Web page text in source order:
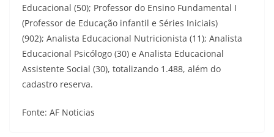
Educacional (50); Professor do Ensino Fundamental I
(Professor de Educação infantil e Séries Iniciais)
(902); Analista Educacional Nutricionista (11); Analista
Educacional Psicólogo (30) e Analista Educacional
Assistente Social (30), totalizando 1.488, além do
cadastro reserva.
Fonte: AF Noticias